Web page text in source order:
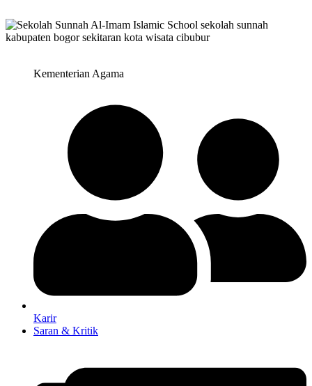
Kementerian Agama
Karir
Saran & Kritik